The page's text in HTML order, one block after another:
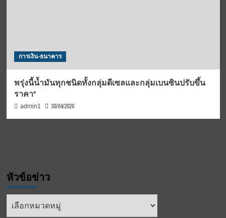
การเงิน-ธนาคาร
พรุ่งนี้น้ำมันทุกชนิดทั้งกลุ่มดีเซลและกลุ่มเบนซินปรับขึ้น
ราคา*
admin1 30/04/2020
หัวข้อข่าว
หัวข้อ